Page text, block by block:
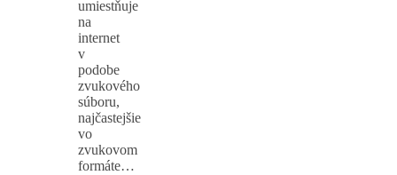
umiestňuje
na
internet
v
podobe
zvukového
súboru,
najčastejšie
vo
zvukovom
formáte…